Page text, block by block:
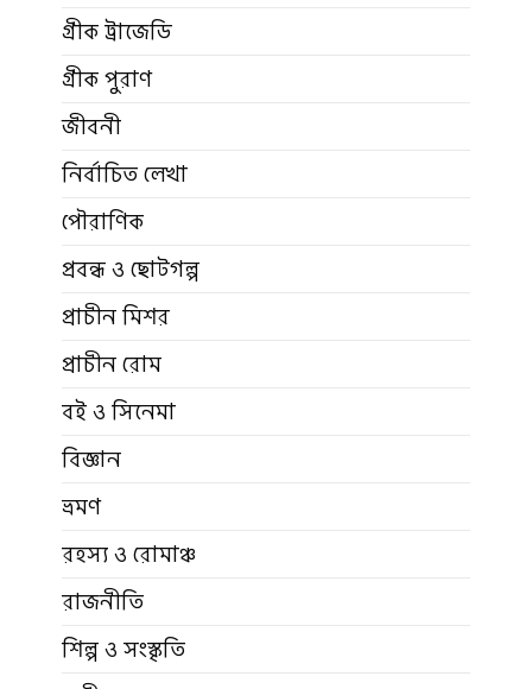
গ্রীক ট্রাজেডি
গ্রীক পুরাণ
জীবনী
নির্বাচিত লেখা
পৌরাণিক
প্রবন্ধ ও ছোটগল্প
প্রাচীন মিশর
প্রাচীন রোম
বই ও সিনেমা
বিজ্ঞান
ভ্রমণ
রহস্য ও রোমাঞ্চ
রাজনীতি
শিল্প ও সংস্কৃতি